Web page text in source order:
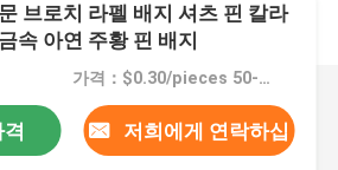
브로치 라펠 배지 셔츠 핀 칼라
속 아연 주황 핀 배지
가격：$0.30/pieces 50-99 pieces
저희에게 연락하십